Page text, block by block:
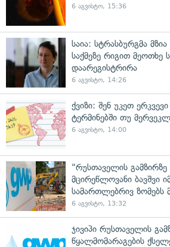
6 აგვისტო, 15:36
საია: სტრასბურგმა
საქმეზე რიგით მეოთხე
დაარეგისტრირა
6 აგვისტო, 14:26
ქვიზი: შენ უკეთ
ტერმინებში თუ
6 აგვისტო, 14:00
"რუსთაველის
მცირეწლოვანი ბავშვი
სამართლებრივ ზომებს
6 აგვისტო, 13:32
ჯივიპი რუსთაველის
წყალმომარაგების